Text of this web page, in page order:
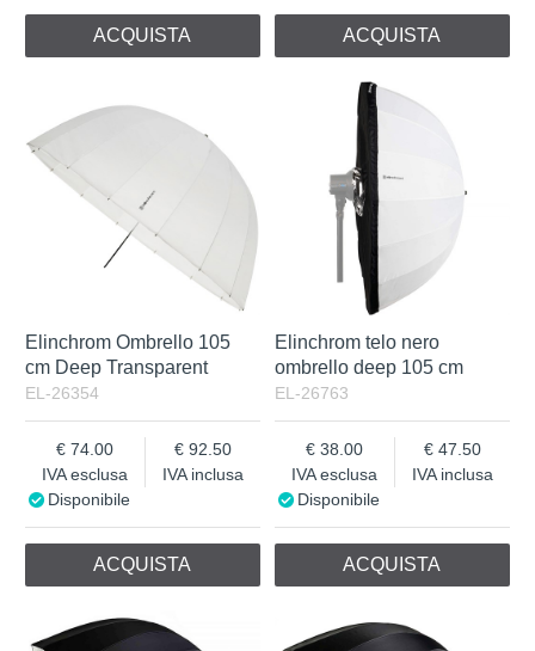
ACQUISTA ACQUISTA
Elinchrom Ombrello 105
cm Deep Transparent
EL-26354
IVA esclusa
74.00
IVA inclusa
92.50
Disponibile
ACQUISTA
Elinchrom telo nero
ombrello deep 105 cm
EL-26763
IVA esclusa
38.00
IVA inclusa
47.50
Disponibile
ACQUISTA